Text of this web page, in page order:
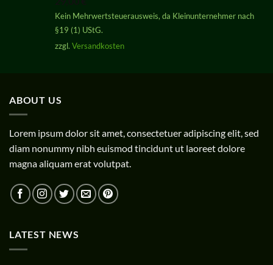
Kein Mehrwertsteuerausweis, da Kleinunternehmer nach
§19 (1) UStG.
zzgl. Versandkosten
ABOUT US
Lorem ipsum dolor sit amet, consectetuer adipiscing elit, sed
diam nonummy nibh euismod tincidunt ut laoreet dolore
magna aliquam erat volutpat.
LATEST NEWS